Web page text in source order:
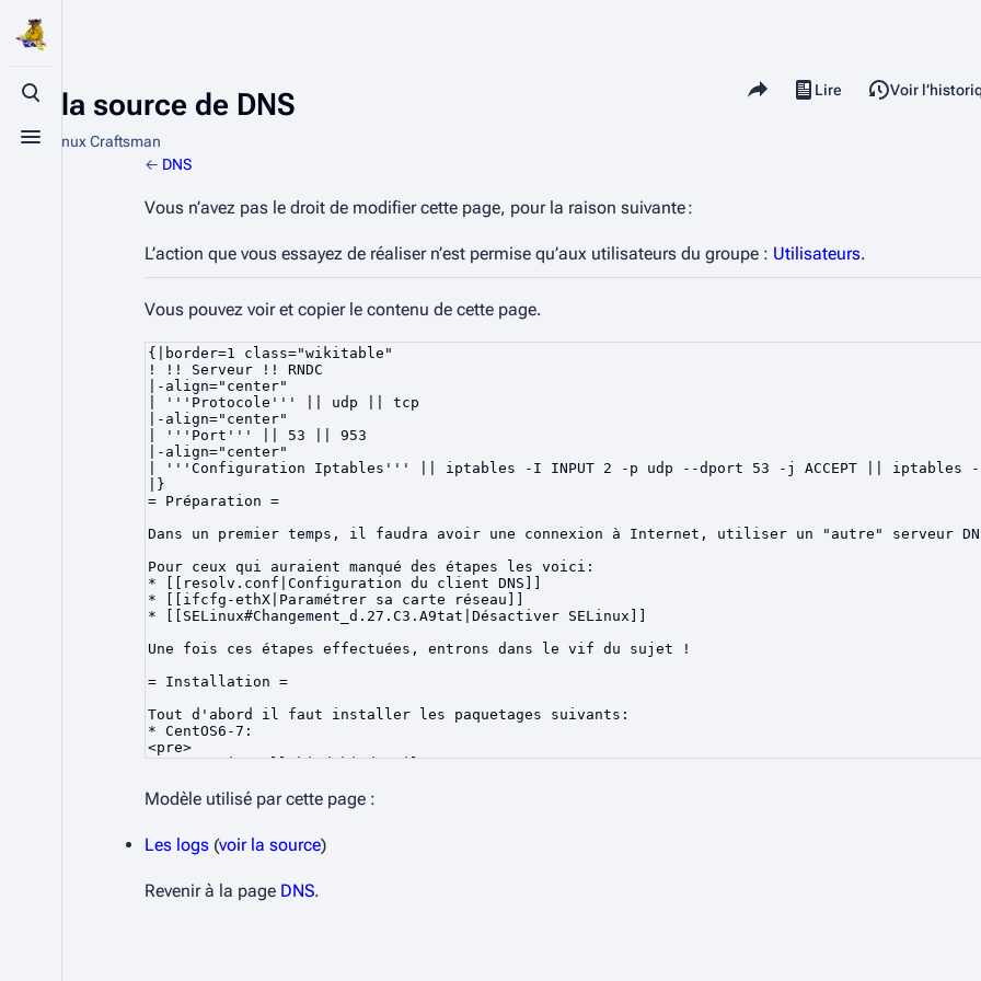
Basculer la recherche
Basculer le menu
Voir la source de DNS
De The Linux Craftsman
Partager cette page
Affichages
Lire
Voir le texte source
Voir
← DNS
Vous n’avez pas le droit de modifier cette page, pour la raison suivante :
L’action que vous essayez de réaliser n’est permise qu’aux utilisateurs du groupe : Utilisateurs.
Vous pouvez voir et copier le contenu de cette page.
Modèle utilisé par cette page :
Les logs (voir la source)
Revenir à la page DNS.